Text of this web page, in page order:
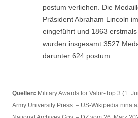
postum verliehen. Die
Präsident Abraham Lincoln
eingeführt und 1863
wurden insgesamt 3527
darunter 624 postum.
Quellen: Military Awards for Valor-Top 3 (1.
Army University Press. – US-Wikipedia